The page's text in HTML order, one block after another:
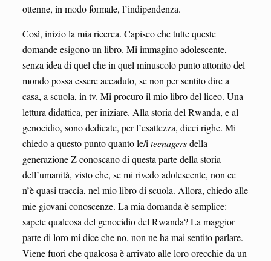
ottenne, in modo formale, l’indipendenza.
Così, inizio la mia ricerca. Capisco che tutte queste
domande esigono un libro. Mi immagino adolescente,
senza idea di quel che in quel minuscolo punto attonito del
mondo possa essere accaduto, se non per sentito dire a
casa, a scuola, in tv. Mi procuro il mio libro del liceo. Una
lettura didattica, per iniziare. Alla storia del Rwanda, e al
genocidio, sono dedicate, per l’esattezza, dieci righe. Mi
chiedo a questo punto quanto le/i teenagersdella
generazione Z conoscano di questa parte della storia
dell’umanità, visto che, se mi rivedo adolescente, non ce
n’è quasi traccia, nel mio libro di scuola. Allora, chiedo alle
mie giovani conoscenze. La mia domanda è semplice:
sapete qualcosa del genocidio del Rwanda? La maggior
parte di loro mi dice che no, non ne ha mai sentito parlare.
Viene fuori che qualcosa è arrivato alle loro orecchie da un